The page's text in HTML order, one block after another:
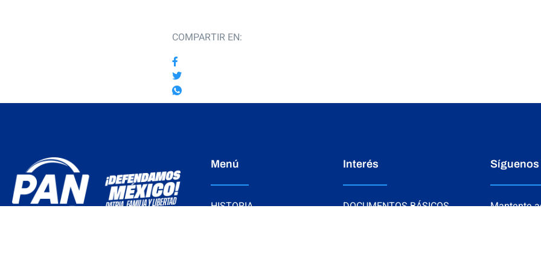
COMPARTIR EN:
Menú
HISTORIA
Interés
DOCUMENTOS BÁSICOS
Síguenos
Mantente